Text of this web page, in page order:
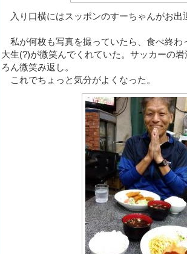
入り口横にはスッポンのすーちゃんがお出
私が何枚も写真を撮っていたら、食べ終わ
大生(?)が微笑んでくれていた。サッカーの
ろん微笑み返し。
これでちょっと気分がよくなった。